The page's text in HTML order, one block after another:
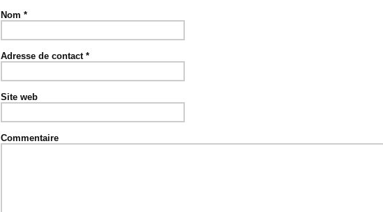
Nom *
Adresse de contact *
Site web
Commentaire